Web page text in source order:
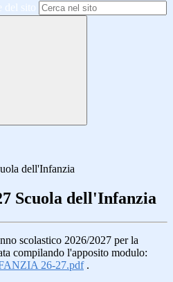
del sito
dell'Infanzia
Scuola dell'Infanzia
scolastico 2026/2027 per la
compilando l'apposito modulo:
26-27.pdf.